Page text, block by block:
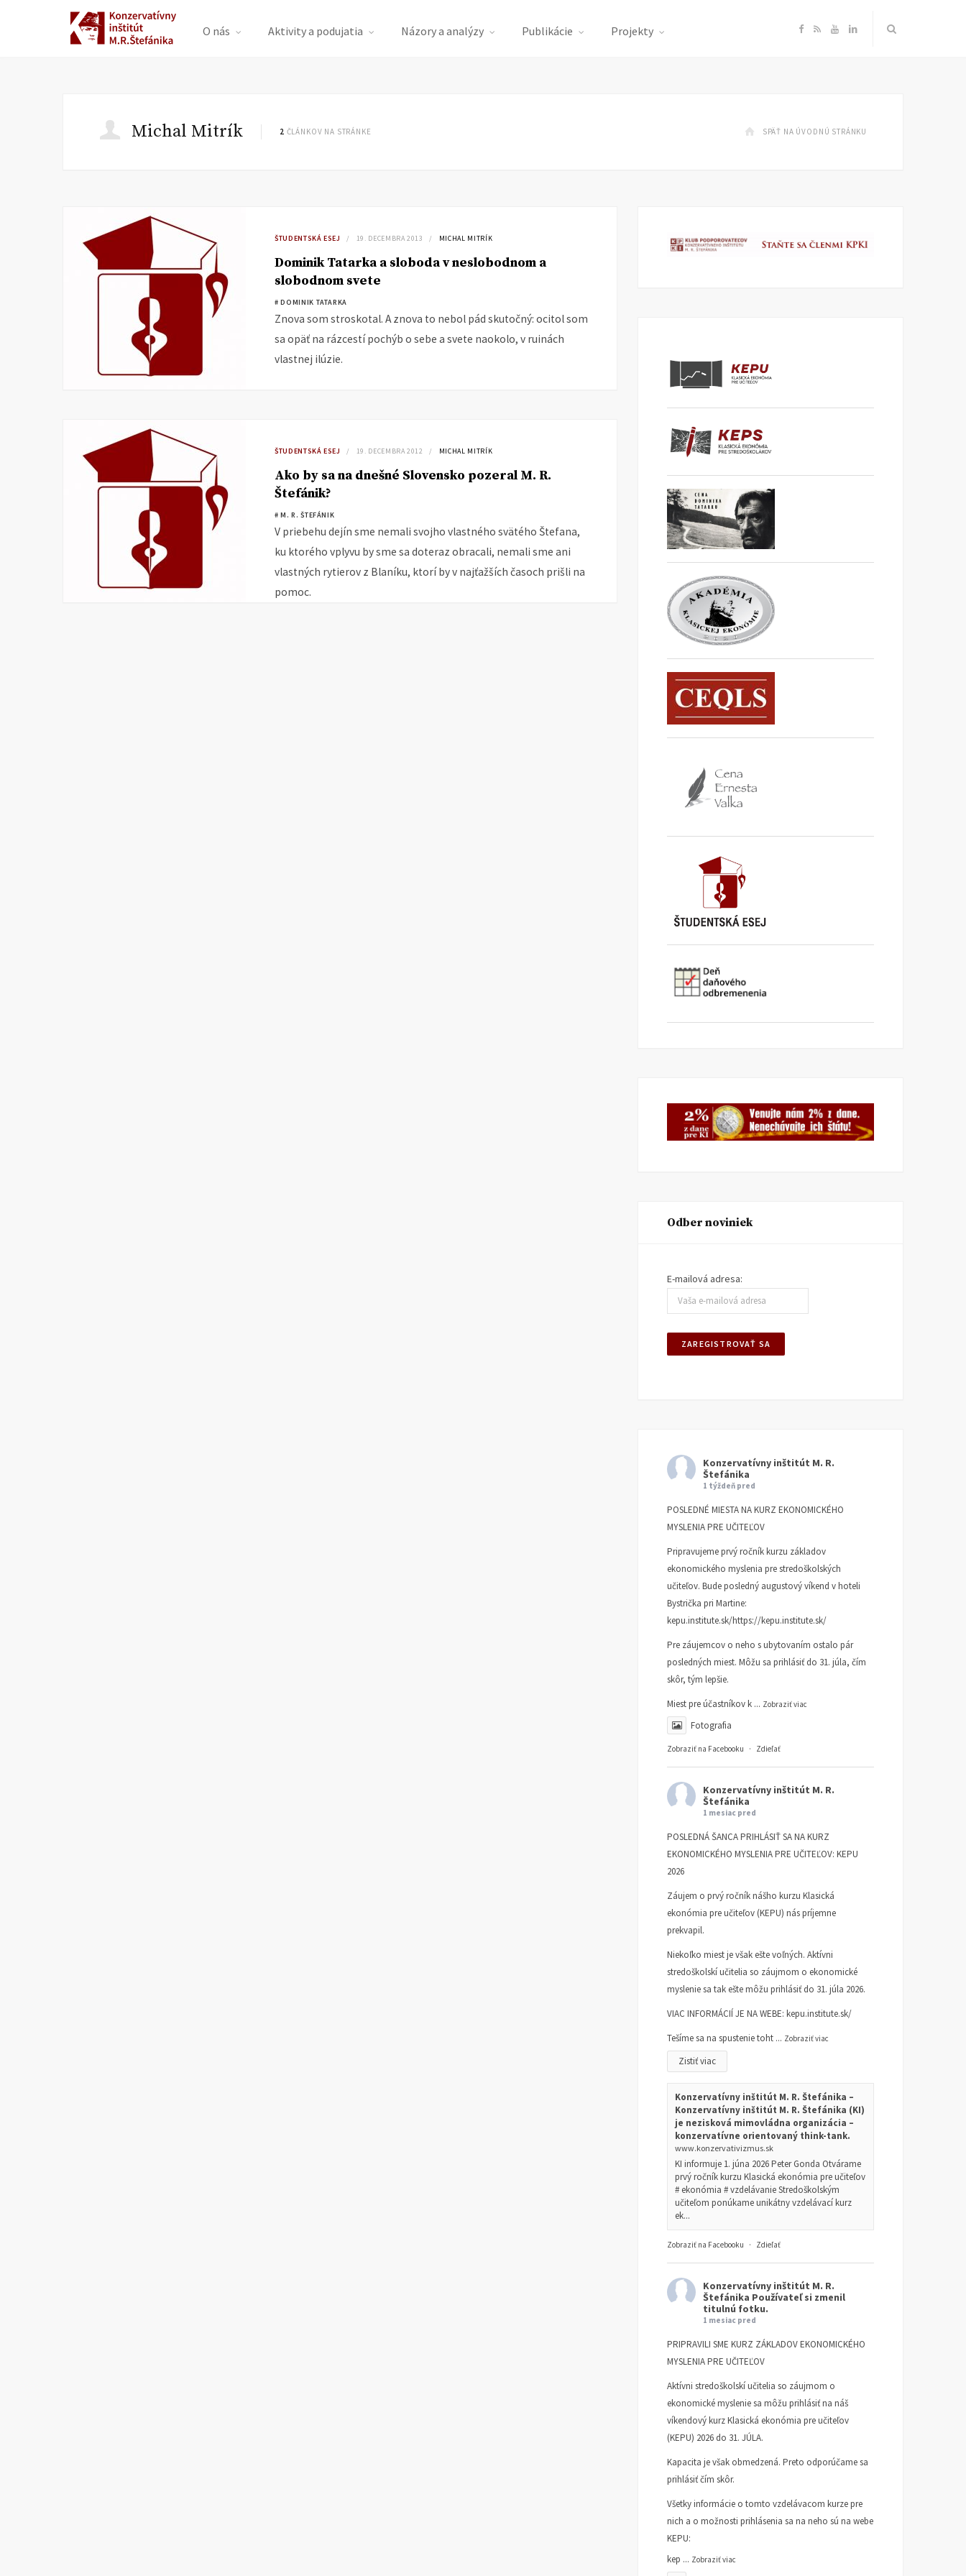
O nás Aktivity a podujatia Názory a analýzy Publikácie Projekty F
e
o
R Y
T
e
L
k
I
Michal Mitrík 2 ČLÁNKOV NA STRÁNKE SPÄŤ NA ÚVODNÚ STRÁNKU
ŠTUDENTSKÁ ESEJ 19. DECEMBRA 2013 MICHAL MITRÍK
Dominik Tatarka a sloboda v neslobodnom a
slobodnom svete
# DOMINIK TATARKA
Znova som stroskotal. A znova to nebol pád skutočný: ocitol som
sa opäť na rázcestí pochýb o sebe a svete naokolo, v ruinách
vlastnej ilúzie.
ŠTUDENTSKÁ ESEJ 19. DECEMBRA 2012 MICHAL MITRÍK
Ako by sa na dnešné Slovensko pozeral M. R.
Štefánik?
# M. R. ŠTEFÁNIK
V priebehu dejín sme nemali svojho vlastného svätého Štefana,
ku ktorého vplyvu by sme sa doteraz obracali, nemali sme ani
vlastných rytierov z Blaníku, ktorí by v najťažších časoch prišli na
pomoc.
Odber noviniek
E-mailová adresa:
Konzervatívny inštitút M. R.
Štefánika
1 týždeň pred
POSLEDNÉ MIESTA NA KURZ EKONOMICKÉHO
MYSLENIA PRE UČITEĽOV
Pripravujeme prvý ročník kurzu základov
ekonomického myslenia pre stredoškolských
učiteľov. Bude posledný augustový víkend v hoteli
Bystrička pri Martine:
kepu.institute.sk/https://kepu.institute.sk/
Pre záujemcov o neho s ubytovaním ostalo pár
posledných miest. Môžu sa prihlásiť do 31. júla, čím
skôr, tým lepšie.
Miest pre účastníkov k ... Zobraziť viac
Fotografia
Zobraziť na Facebooku · Zdieľať
Konzervatívny inštitút M. R.
Štefánika
1 mesiac pred
POSLEDNÁ ŠANCA PRIHLÁSIŤ SA NA KURZ
EKONOMICKÉHO MYSLENIA PRE UČITEĽOV: KEPU
2026
Záujem o prvý ročník nášho kurzu Klasická
ekonómia pre učiteľov (KEPU) nás príjemne
prekvapil.
Niekoľko miest je však ešte voľných. Aktívni
stredoškolskí učitelia so záujmom o ekonomické
myslenie sa tak ešte môžu prihlásiť do 31. júla 2026.
VIAC INFORMÁCIÍ JE NA WEBE: kepu.institute.sk/
Tešíme sa na spustenie toht ... Zobraziť viac
Zistiť viac
Konzervatívny inštitút M. R. Štefánika –
Konzervatívny inštitút M. R. Štefánika (KI)
je nezisková mimovládna organizácia –
konzervatívne orientovaný think-tank.
www.konzervativizmus.sk
KI informuje 1. júna 2026 Peter Gonda Otvárame
prvý ročník kurzu Klasická ekonómia pre učiteľov
# ekonómia # vzdelávanie Stredoškolským
učiteľom ponúkame unikátny vzdelávací kurz
ek...
Zobraziť na Facebooku · Zdieľať
Konzervatívny inštitút M. R.
Štefánika Používateľ si zmenil
titulnú fotku.
1 mesiac pred
PRIPRAVILI SME KURZ ZÁKLADOV EKONOMICKÉHO
MYSLENIA PRE UČITEĽOV
Aktívni stredoškolskí učitelia so záujmom o
ekonomické myslenie sa môžu prihlásiť na náš
víkendový kurz Klasická ekonómia pre učiteľov
(KEPU) 2026 do 31. JÚLA.
Kapacita je však obmedzená. Preto odporúčame sa
prihlásiť čím skôr.
Všetky informácie o tomto vzdelávacom kurze pre
nich a o možnosti prihlásenia sa na neho sú na webe
KEPU:
kep ... Zobraziť viac